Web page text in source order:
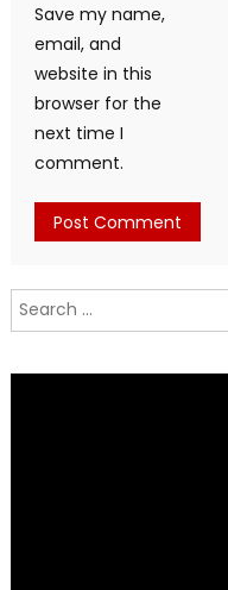
Save my name,
email, and
website in this
browser for the
next time I
comment.
Search
for: